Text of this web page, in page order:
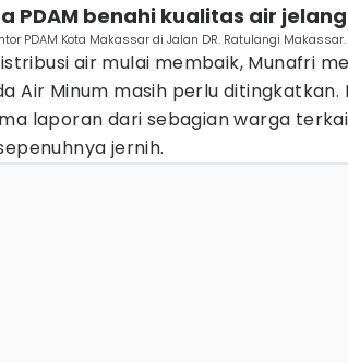
PDAM benahi kualitas air
PDAM Kota Makassar di Jalan DR. Ratulangi
air mulai membaik, Munafri
Air Minum masih perlu ditingkatkan.
laporan dari sebagian warga
jernih.